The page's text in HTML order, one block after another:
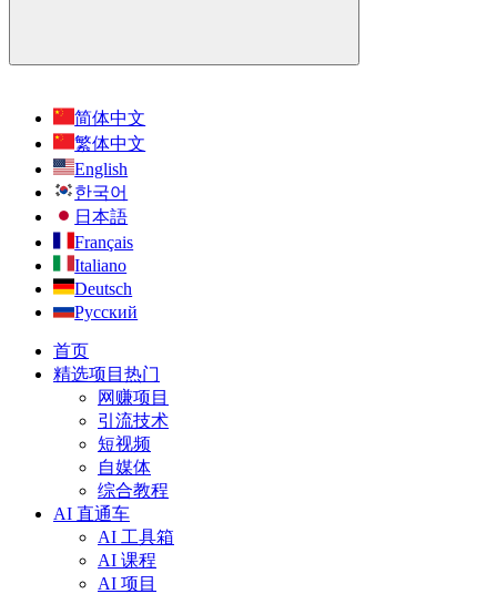
简体中文
繁体中文
English
한국어
日本語
Français
Italiano
Deutsch
Русский
首页
精选项目 热门
网赚项目
引流技术
短视频
自媒体
综合教程
AI 直通车
AI 工具箱
AI 课程
AI 项目